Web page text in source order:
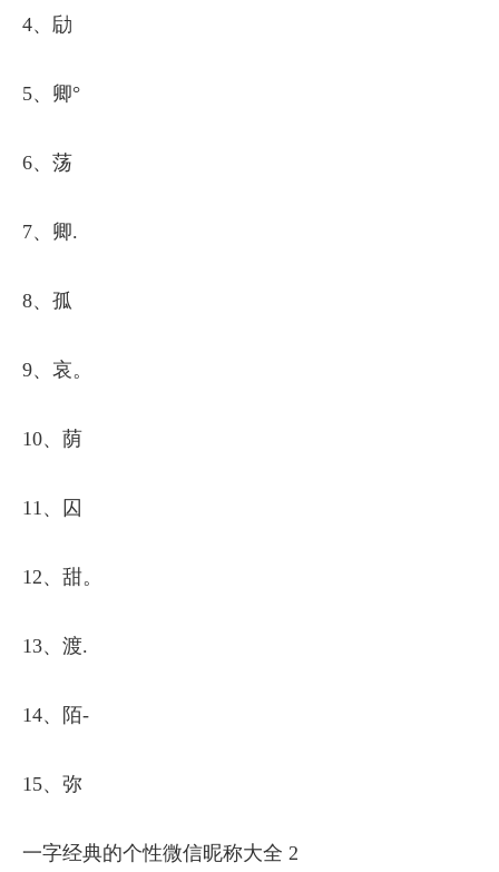
4、劶
5、卿°
6、荡
7、卿.
8、孤
9、哀。
10、荫
11、囚
12、甜。
13、渡.
14、陌-
15、弥
一字经典的个性微信昵称大全 2